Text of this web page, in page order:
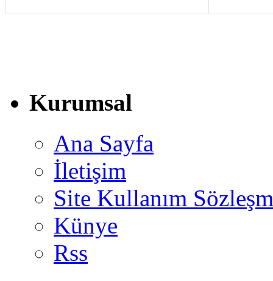
Kurumsal
Ana Sayfa
İletişim
Site Kullanım
Künye
Rss